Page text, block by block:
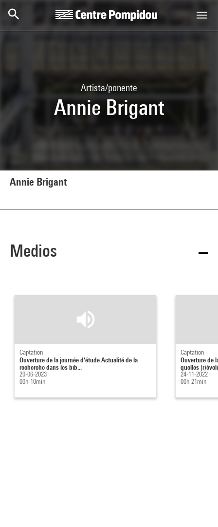
Artista/ponente
Annie Brigant
Annie Brigant
Medios
Captation
Ouverture de la journée d'étude Actualité de la
recherche dans les bib...
20-06-2023
00h 10min
Captation
Ouverture de
quelles
24-11-2022
00h 21min